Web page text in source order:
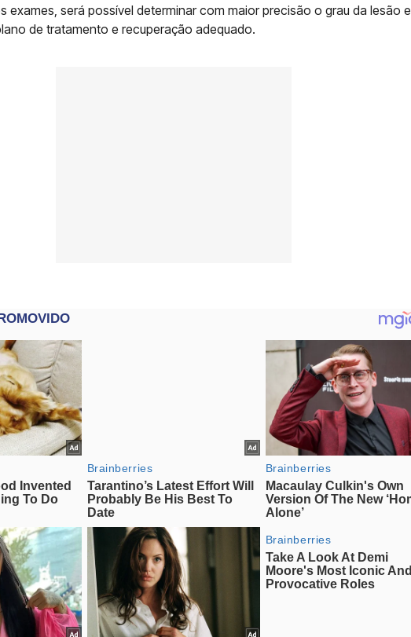
exames, será possível determinar com maior precisão o grau da lesão e
de tratamento e recuperação adequado.